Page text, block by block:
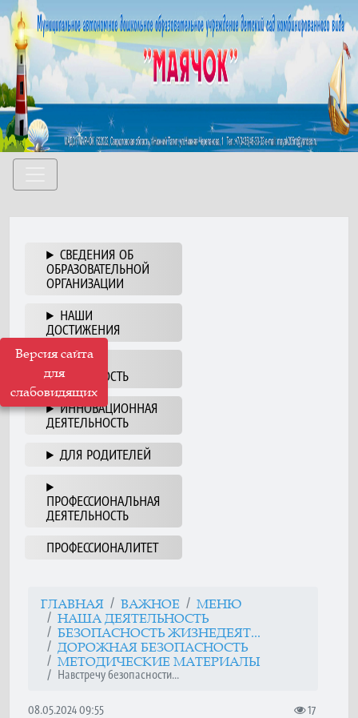
Версия сайта
для
слабовидящих
СВЕДЕНИЯ ОБ
ОБРАЗОВАТЕЛЬНОЙ
ОРГАНИЗАЦИИ
НАШИ
ДОСТИЖЕНИЯ
НАША
ДЕЯТЕЛЬНОСТЬ
ИННОВАЦИОННАЯ
ДЕЯТЕЛЬНОСТЬ
ДЛЯ РОДИТЕЛЕЙ
ПРОФЕССИОНАЛЬНАЯ
ДЕЯТЕЛЬНОСТЬ
ПРОФЕССИОНАЛИТЕТ
ГЛАВНАЯ ВАЖНОЕ
МЕНЮ
НАША ДЕЯТЕЛЬНОСТЬ
БЕЗОПАСНОСТЬ ЖИЗНЕДЕЯТ...
ДОРОЖНАЯ БЕЗОПАСНОСТЬ
МЕТОДИЧЕСКИЕ МАТЕРИАЛЫ
Навстречу безопасности...
08.05.2024 09:55 17